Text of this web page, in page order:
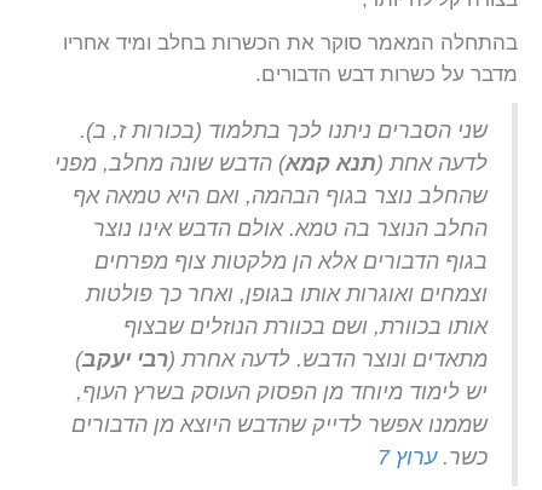
בהתחלה המאמר סוקר את הכשרות בחלב ומיד אחריו
מדבר על כשרות דבש הדבורים.
שני הסברים ניתנו לכך בתלמוד (בכורות ז, ב).
לדעה אחת (תנא קמא) הדבש שונה מחלב, מפני
שהחלב נוצר בגוף הבהמה, ואם היא טמאה אף
החלב הנוצר בה טמא. אולם הדבש אינו נוצר
בגוף הדבורים אלא הן מלקטות צוף מפרחים
וצמחים ואוגרות אותו בגופן, ואחר כך פולטות
אותו בכוורת, ושם בכוורת הנוזלים שבצוף
מתאדים ונוצר הדבש. לדעה אחרת (רבי יעקב)
יש לימוד מיוחד מן הפסוק העוסק בשרץ העוף,
שממנו אפשר לדייק שהדבש היוצא מן הדבורים
כשר.ערוץ 7